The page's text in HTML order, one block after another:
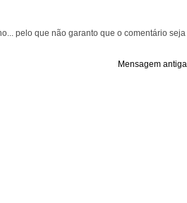
pelo que não garanto que o comentário seja
Mensagem antiga